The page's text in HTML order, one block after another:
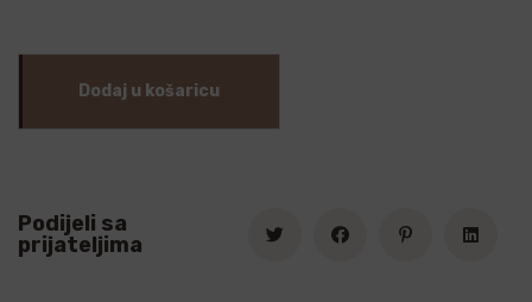
Dodaj u košaricu
Podijeli sa
prijateljima